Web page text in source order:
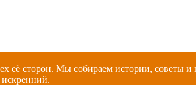
её сторон. Мы собираем истории,